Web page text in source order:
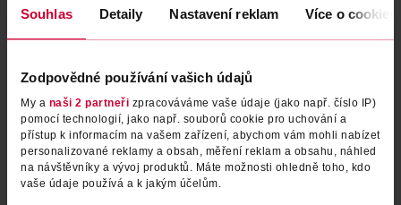
Souhlas Detaily Nastavení reklam Více o cookies
Zodpovědné používání vašich údajů
My a naši 2 partneři zpracováváme vaše údaje (jako např. číslo IP)
pomocí technologií, jako např. souborů cookie pro uchování a
přístup k informacím na vašem zařízení, abychom vám mohli nabízet
personalizované reklamy a obsah, měření reklam a obsahu, náhled
na návštěvníky a vývoj produktů. Máte možnosti ohledně toho, kdo
vaše údaje používá a k jakým účelům.
299 Kč
DO KOŠÍKU
Sensitiv náhradní náplň
DO KOŠÍKU